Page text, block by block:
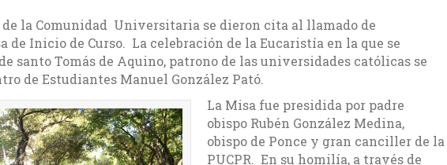
de la Comunidad Universitaria se dieron cita al llamado de
de Inicio de Curso. La celebración de la Eucaristía en la que se
santo Tomás de Aquino, patrono de las universidades católicas se
de Estudiantes Manuel González Pató.
La Misa fue presidida por padre
obispo Rubén González Medina,
obispo de Ponce y gran canciller de la
PUCPR. En su homilía, a través de